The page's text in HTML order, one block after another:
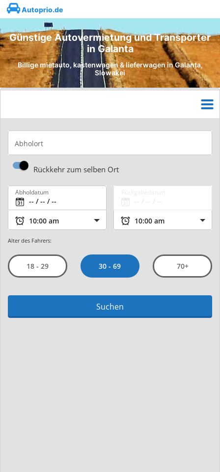
Autoprio.de
Günstige Autovermietung und Transporter
in Galanta
Billige mietauto, kastenwagen & lieferwagen in Galanta,
Slowakei
Abholort
Rückkehr zum selben Ort
Abholdatum
Alter des Fahrers:
18 - 29 30 - 69 70+
Suchen